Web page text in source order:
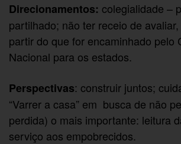
Direcionamentos: colegialidade –
partilhado; não ter receio de
partir do que for encaminhado pelo
Nacional para os estados.
Perspectivas: construir juntos;
“Varrer a casa” em busca de não
perdida) o mais importante: leitura
serviço aos empobrecidos.